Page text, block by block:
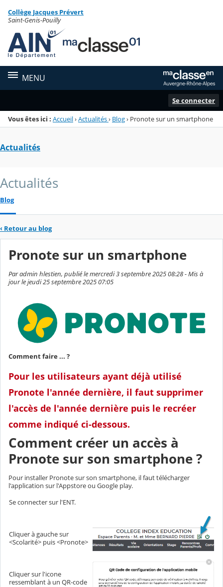
Menu de la rubrique
Contenu
Collège Jacques Prévert
Saint-Genis-Pouilly
MENU
Se connecter
Vous êtes ici : Accueil›Actualités› Blog› Pronote sur un smartphone
Actualités
Actualités
Blog
‹ Retour au blog
Pronote sur un smartphone
Par admin hlestien, publié le mercredi 3 septembre 2025 08:28 - Mis à
jour le jeudi 25 septembre 2025 07:05
Comment faire ... ?
Pour les utilisateurs ayant déjà utilisé
Pronote l'année dernière, il faut supprimer
l'accès de l'année dernière puis le recréer
comme indiqué ci-dessous.
Comment créer un accès à
Pronote sur son smartphone ?
Pour installer Pronote sur son smartphone, il faut télécharger
l'application sur l'Appstore ou Google play.
Se connecter sur l'ENT.
Cliquer à gauche sur
<Scolarité> puis <Pronote>
Cliquer sur l'icone
ressemblant à un QR-code